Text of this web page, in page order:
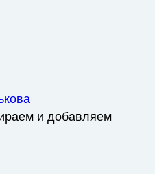
и добавляем